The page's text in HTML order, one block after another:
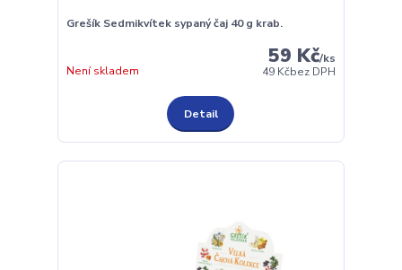
Grešík Sedmikvítek sypaný čaj 40 g krab.
59 Kč/ks
49 Kčbez DPH
Není skladem
Detail